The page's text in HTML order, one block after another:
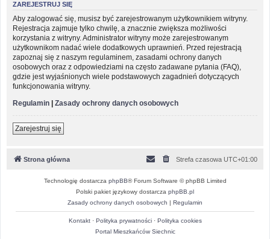
ZAREJESTRUJ SIĘ
Aby zalogować się, musisz być zarejestrowanym użytkownikiem witryny.
Rejestracja zajmuje tylko chwilę, a znacznie zwiększa możliwości
korzystania z witryny. Administrator witryny może zarejestrowanym
użytkownikom nadać wiele dodatkowych uprawnień. Przed rejestracją
zapoznaj się z naszym regulaminem, zasadami ochrony danych
osobowych oraz z odpowiedziami na często zadawane pytania (FAQ),
gdzie jest wyjaśnionych wiele podstawowych zagadnień dotyczących
funkcjonowania witryny.
Regulamin | Zasady ochrony danych osobowych
Zarejestruj się
Strona główna Strefa czasowa UTC+01:00
Technologię dostarcza phpBB® Forum Software © phpBB Limited
Polski pakiet językowy dostarcza phpBB.pl
Zasady ochrony danych osobowych | Regulamin
Kontakt· Polityka prywatności· Polityka cookies
Portal Mieszkańców Siechnic